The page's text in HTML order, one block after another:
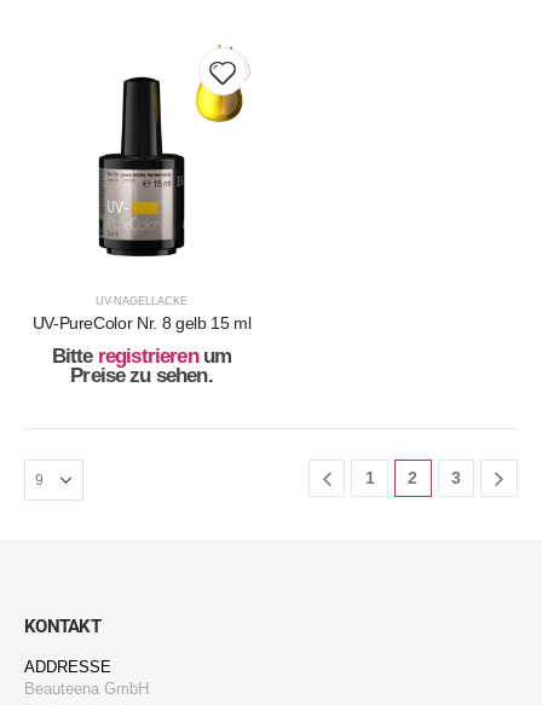
UV-NAGELLACKE
UV-PureColor Nr. 8 gelb 15 ml
Bitte registrieren um
Preise zu sehen.
1 2 3
KONTAKT
ADDRESSE
Beauteena GmbH